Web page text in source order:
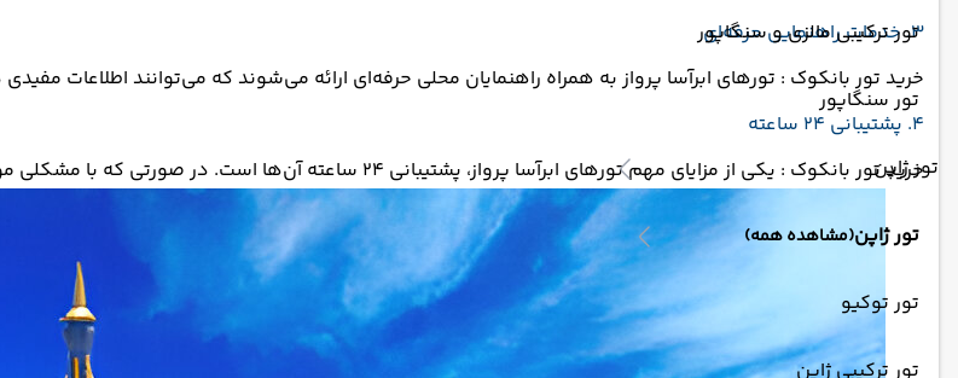
تور ترکیبی مالزی و سنگاپور
تور سنگاپور
تور ژاپن
تور ژاپن(مشاهده همه)
تور توکیو
تور ترکیبی ژاپن
3. خدمات راهنمایی حرفه‌ای
خرید تور بانکوک : تورهای ابرآسا پرواز به همراه راهنمایان محلی حرفه‌ای ارائه می‌شوند که می‌توانند اطلاعات
4. پشتیبانی ۲۴ ساعته
خرید تور بانکوک : یکی از مزایای مهم تورهای ابرآسا پرواز، پشتیبانی ۲۴ ساعته آن‌ها است. در صورتی که با مشکلی مواجه شدید، تیم پشتیبانی همیشه آماده کمک به شما خواهد بود.